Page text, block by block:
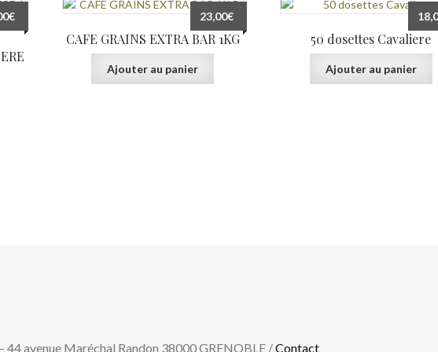
€
CAFE GRAINS EXTRA BAR 1KG
23,00€
Ajouter au panier
50 dosettes Cavaliere
Ajouter au panier
44 avenue Maréchal Randon 38000 GRENOBLE /Contact